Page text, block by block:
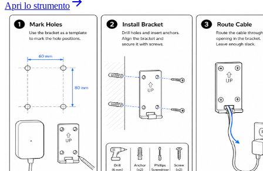
Apri lo strumento